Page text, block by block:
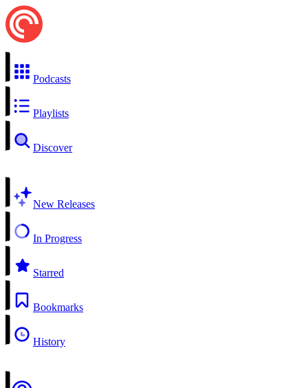
Podcasts
Playlists
Discover
New Releases
In Progress
Starred
Bookmarks
History